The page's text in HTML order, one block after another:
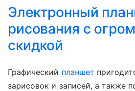
Электронный
рисования с
скидкой
Графический планшет
зарисовок и записей, а также